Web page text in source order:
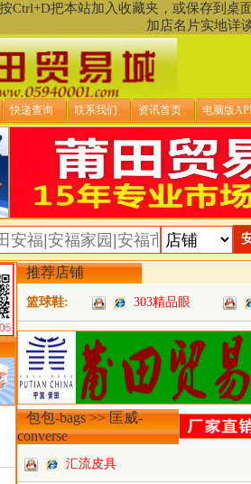
Ctrl+D把本站加入收藏夹，或保存到
加店名片实地详
快递查询 联系我们 资讯首页 电脑版
推荐店铺
篮球鞋: 303精品眼
包包-bags >> 匡威-
converse
汇流皮具